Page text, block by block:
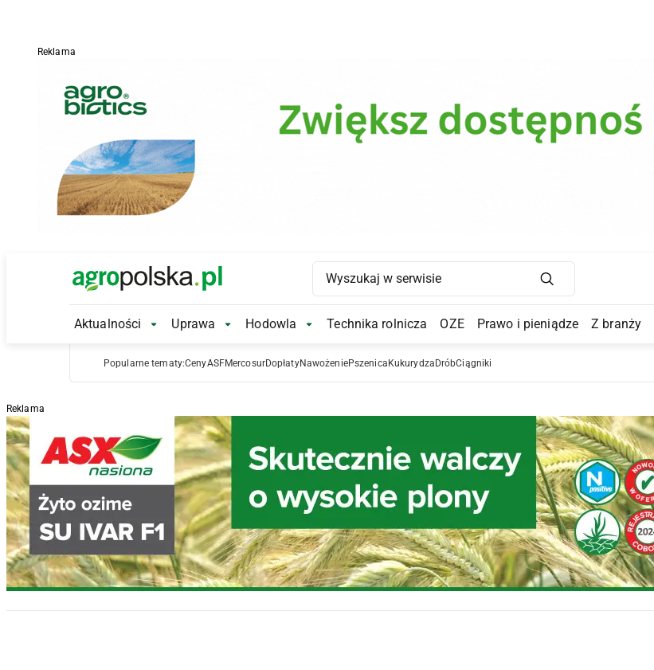
Reklama
Main Logo
Main Navigation
Aktualności Aktualności Submenu
Uprawa Uprawa Submenu
Hodowla Hodowla Submenu
Technika rolnicza OZE Prawo i pieniądze Z branży
Popularne tematy:CenyASFMercosurDopłatyNawożeniePszenica Kukurydza DróbCiągniki
Reklama